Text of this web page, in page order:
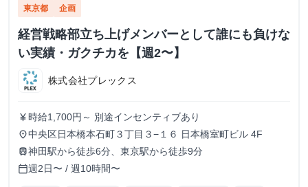
東京都 企画
経営戦略部立ち上げメンバーとして誰にも負けな
い実績・ガクチカを【週2〜】
株式会社プレックス
currency_yen 時給1,700円～ 別途インセンティブあり
place中央区日本橋本石町３丁目３−１６ 日本橋室町ビル 4F
train神田駅から徒歩6分、東京駅から徒歩9分
calendar_today週2日〜 / 週10時間〜